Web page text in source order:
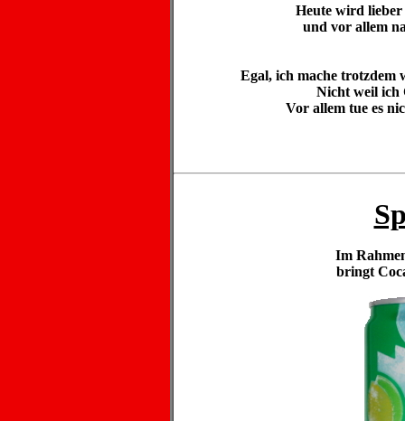
Heute wird
und vor allem
Egal, ich mache trotzdem
Nicht weil ich
Vor allem tue es
Im
bringt